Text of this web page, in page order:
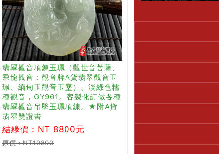
翡翠觀音項鍊玉珮（觀世音菩薩、
乘龍觀音：觀音牌A貨翡翠觀音玉
珮、緬甸玉觀音玉墜）。淡綠色糯
種觀音，GY961。客製化訂做各種
翡翠觀音吊墜玉珮項鍊。★附A貨
翡翠雙證書
結緣價：NT 8800元
原價：NT10800